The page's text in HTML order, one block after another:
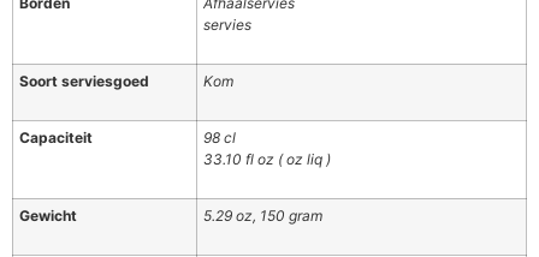
servies
Soort serviesgoed Kom
Capaciteit
98 cl
33.10 fl oz ( oz liq )
Gewicht 5.29 oz, 150 gram